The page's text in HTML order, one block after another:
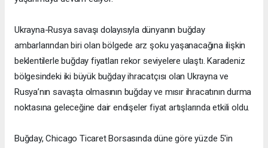
Ukrayna-Rusya savaşı dolayısıyla dünyanın buğday
ambarlarından biri olan bölgede arz şoku yaşanacağına ilişkin
beklentilerle buğday fiyatları rekor seviyelere ulaştı. Karadeniz
bölgesindeki iki büyük buğday ihracatçısı olan Ukrayna ve
Rusya’nın savaşta olmasının buğday ve mısır ihracatının durma
noktasına geleceğine dair endişeler fiyat artışlarında etkili oldu.
Buğday, Chicago Ticaret Borsasında düne göre yüzde 5'in